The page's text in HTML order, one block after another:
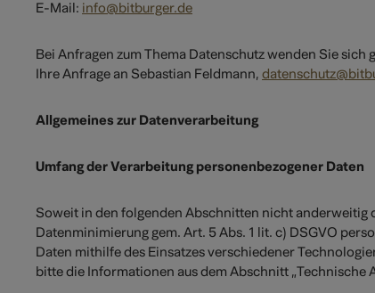
E-Mail: info@bitburger.de
Bei Anfragen zum Thema Datenschutz wenden Sie
Ihre Anfrage an Sebastian Feldmann,
Allgemeines zur Datenverarbeitung
Umfang der Verarbeitung personenbezogener Daten
Soweit in den folgenden Abschnitten nicht anderweitig
Datenminimierung gem. Art. 5 Abs. 1 lit. c) DSGVO
Daten mithilfe des Einsatzes verschiedener
bitte die Informationen aus dem Abschnitt „Technische